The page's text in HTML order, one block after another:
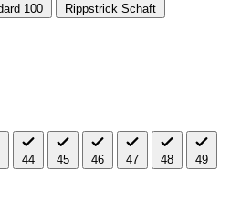
100
Rippstrick Schaft
44 45 46 47 48 49